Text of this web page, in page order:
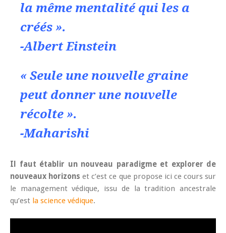
la même mentalité qui les a
créés ».
-Albert Einstein
« Seule une nouvelle graine
peut donner une nouvelle
récolte ».
-Maharishi
Il faut établir un nouveau paradigme et explorer de
nouveaux horizons et c’est ce que propose ici ce cours sur
le management védique, issu de la tradition ancestrale
qu’est la science védique.